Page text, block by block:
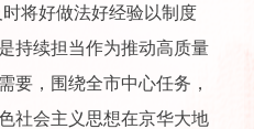
将好做法好经验以制度
持续担当作为推动高质量
要，围绕全市中心任务，
社会主义思想在京华大地